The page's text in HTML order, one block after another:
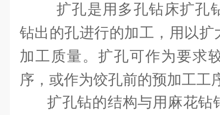
扩孔是用多孔钻床扩孔
钻出的孔进行的加工，用以
加工质量。扩孔可作为要求
序，或作为饺孔前的预加工工
扩孔钻的结构与用麻花钻